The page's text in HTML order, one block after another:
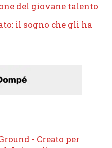
del giovane talento
il sogno che gli ha